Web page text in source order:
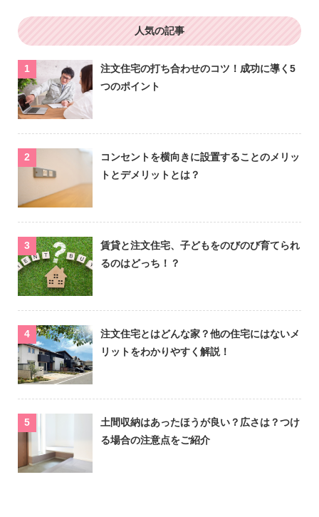
人気の記事
注文住宅の打ち合わせのコツ！成功に導く5
つのポイント
コンセントを横向きに設置することのメリッ
トとデメリットとは？
賃貸と注文住宅、子どもをのびのび育てられ
るのはどっち！？
注文住宅とはどんな家？他の住宅にはないメ
リットをわかりやすく解説！
土間収納はあったほうが良い？広さは？つけ
る場合の注意点をご紹介